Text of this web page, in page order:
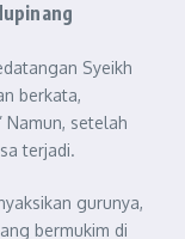
Syeikh
berkata,
Namun, setelah
terjadi.
gurunya,
bermukim di